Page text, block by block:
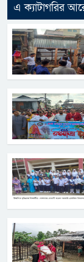
এ ক্যাটাগরির